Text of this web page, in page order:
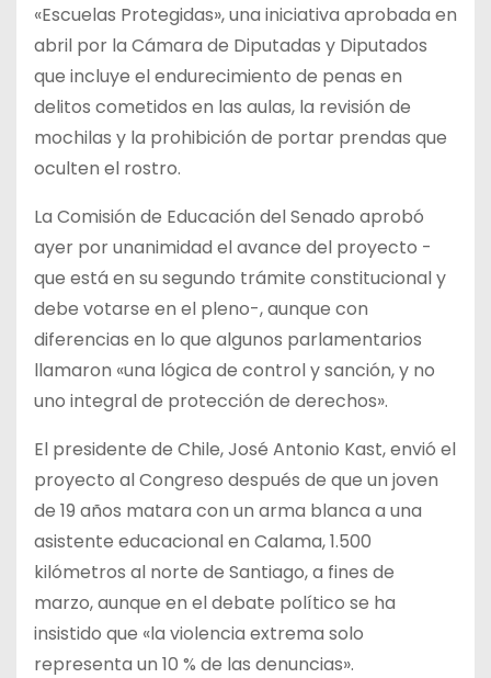
«Escuelas Protegidas», una iniciativa aprobada en
abril por la Cámara de Diputadas y Diputados
que incluye el endurecimiento de penas en
delitos cometidos en las aulas, la revisión de
mochilas y la prohibición de portar prendas que
oculten el rostro.
La Comisión de Educación del Senado aprobó
ayer por unanimidad el avance del proyecto -
que está en su segundo trámite constitucional y
debe votarse en el pleno-, aunque con
diferencias en lo que algunos parlamentarios
llamaron «una lógica de control y sanción, y no
uno integral de protección de derechos».
El presidente de Chile, José Antonio Kast, envió el
proyecto al Congreso después de que un joven
de 19 años matara con un arma blanca a una
asistente educacional en Calama, 1.500
kilómetros al norte de Santiago, a fines de
marzo, aunque en el debate político se ha
insistido que «la violencia extrema solo
representa un 10 % de las denuncias».